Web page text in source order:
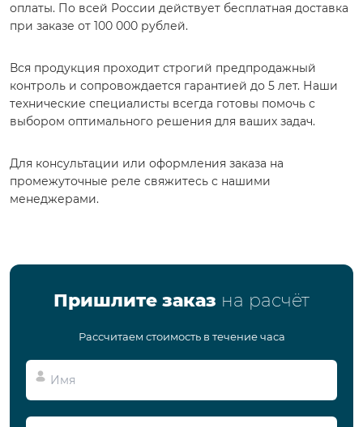
оплаты. По всей России действует бесплатная доставка
при заказе от 100 000 рублей.
Вся продукция проходит строгий предпродажный
контроль и сопровождается гарантией до 5 лет. Наши
технические специалисты всегда готовы помочь с
выбором оптимального решения для ваших задач.
Для консультации или оформления заказа на
промежуточные реле свяжитесь с нашими
менеджерами.
Пришлите заказ на расчёт
Рассчитаем стоимость в течение часа